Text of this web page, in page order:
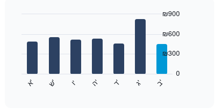
התרשים
חודשים.
התרשים
ב
' ג
' ד
' ה
' ו
' ש
' א
'
0
₪300
₪600
₪900